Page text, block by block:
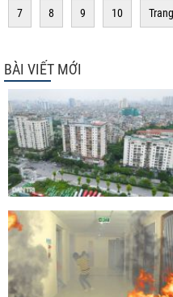
7 8 9 10
BÀI VIẾT MỚI